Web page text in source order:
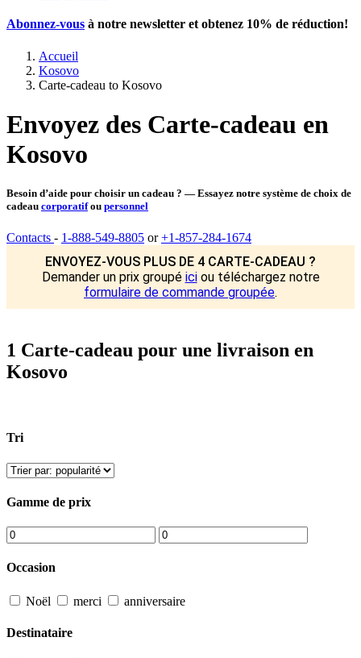
Abonnez-vous à notre newsletter et obtenez 10% de réduction!
Accueil
Kosovo
Carte-cadeau to Kosovo
Envoyez des Carte-cadeau en
Kosovo
Besoin d’aide pour choisir un cadeau ? — Essayez notre système de choix de
cadeau corporatifou personnel
Contacts - 1-888-549-8805 or+1-857-284-1674
ENVOYEZ-VOUS PLUS DE 4 CARTE-CADEAU ?
Demander un prix groupé iciou téléchargez notre
formulaire de commande groupée.
1 Carte-cadeau pour une livraison en
Kosovo
Tri
Gamme de prix
Occasion
Noël merci anniversaire
Destinataire